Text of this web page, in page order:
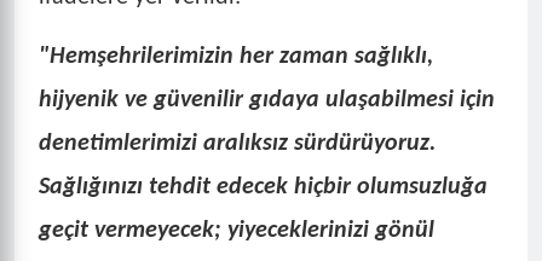
"Hemşehrilerimizin her zaman sağlıklı,
hijyenik ve güvenilir gıdaya ulaşabilmesi için
denetimlerimizi aralıksız sürdürüyoruz.
Sağlığınızı tehdit edecek hiçbir olumsuzluğa
geçit vermeyecek; yiyeceklerinizi gönül